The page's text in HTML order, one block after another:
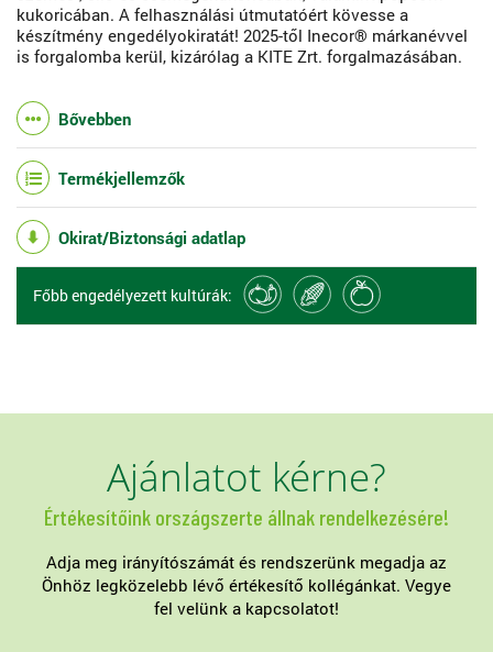
kukoricában. A felhasználási útmutatóért kövesse a
készítmény engedélyokiratát! 2025-től Inecor® márkanévvel
is forgalomba kerül, kizárólag a KITE Zrt. forgalmazásában.
Bővebben
Termékjellemzők
Okirat/Biztonsági adatlap
Főbb engedélyezett kultúrák:
Ajánlatot kérne?
Értékesítőink országszerte állnak rendelkezésére!
Adja meg irányítószámát és rendszerünk megadja az
Önhöz legközelebb lévő értékesítő kollégánkat. Vegye
fel velünk a kapcsolatot!